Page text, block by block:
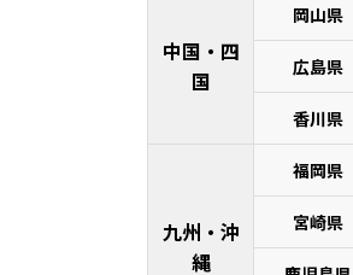
中国・四
国
岡山県
広島県
香川県
九州・沖
縄
福岡県
宮崎県